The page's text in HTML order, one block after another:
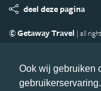
Ook wij gebruiken
deel deze pagina
© Getaway Travel | all
Copyright
Privacy
Volg Azie.nl